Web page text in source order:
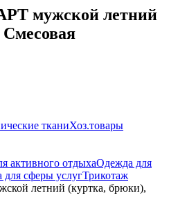
мужской летний
тканиХоз.товары
активного отдыхаОдежда для
сферы услугТрикотаж
летний (куртка, брюки),